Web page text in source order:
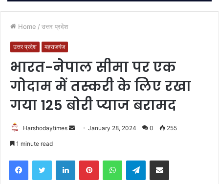
Home / उत्तर प्रदेश
उत्तर प्रदेश महराजगंज
भारत-नेपाल सीमा पर एक
गोदाम में तस्करी के लिए रखा
गया 125 बोरी प्याज बरामद
Harshodaytimes
SendJanuary 28, 2024 0 255
1 minute read
FacebookTwitter LinkedInPinterestWhatsAppTelegramShare via Email